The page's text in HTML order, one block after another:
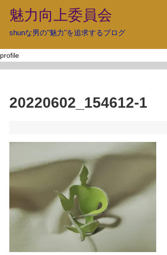
魅力向上委員会
shunな男の"魅力"を追求するブログ
profile
20220602_154612-1